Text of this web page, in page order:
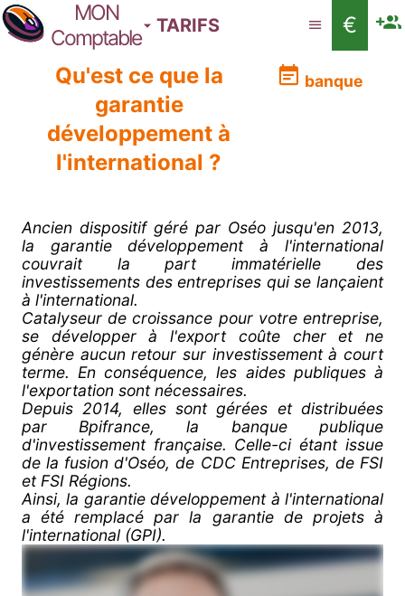
MON
Comptable
TARIFS
€
Qu'est ce que la
garantie
développement à
l'international ?
banque
Ancien dispositif géré par Oséo jusqu'en 2013,
la garantie développement à l'international
couvrait la part immatérielle des
investissements des entreprises qui se lançaient
à l'international.
Catalyseur de croissance pour votre entreprise,
se développer à l'export coûte cher et ne
génère aucun retour sur investissement à court
terme. En conséquence, les aides publiques à
l'exportation sont nécessaires.
Depuis 2014, elles sont gérées et distribuées
par Bpifrance, la banque publique
d'investissement française. Celle-ci étant issue
de la fusion d'Oséo, de CDC Entreprises, de FSI
et FSI Régions.
Ainsi, la garantie développement à l'international
a été remplacé par la garantie de projets à
l'international (GPI).